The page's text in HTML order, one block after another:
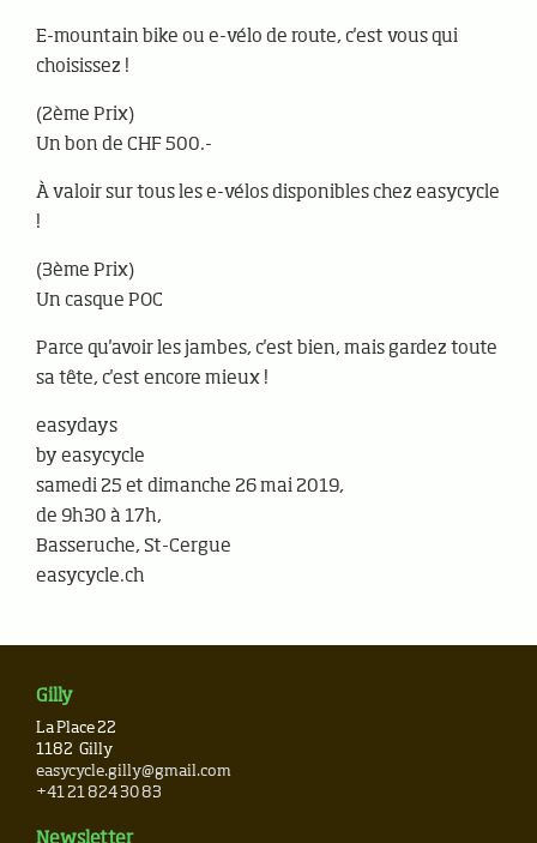
E-mountain bike ou e-vélo de route, c'est vous qui
choisissez !
(2ème Prix)
Un bon de CHF 500.-
À valoir sur tous les e-vélos disponibles chez easycycle
!
(3ème Prix)
Un casque POC
Parce qu'avoir les jambes, c'est bien, mais gardez toute
sa tête, c'est encore mieux !
easydays
by easycycle
samedi 25 et dimanche 26 mai 2019,
de 9h30 à 17h,
Basseruche, St-Cergue
easycycle.ch
Gilly
La Place 22
1182 Gilly
easycycle.gilly@gmail.com
+41 21 824 30 83
Newsletter